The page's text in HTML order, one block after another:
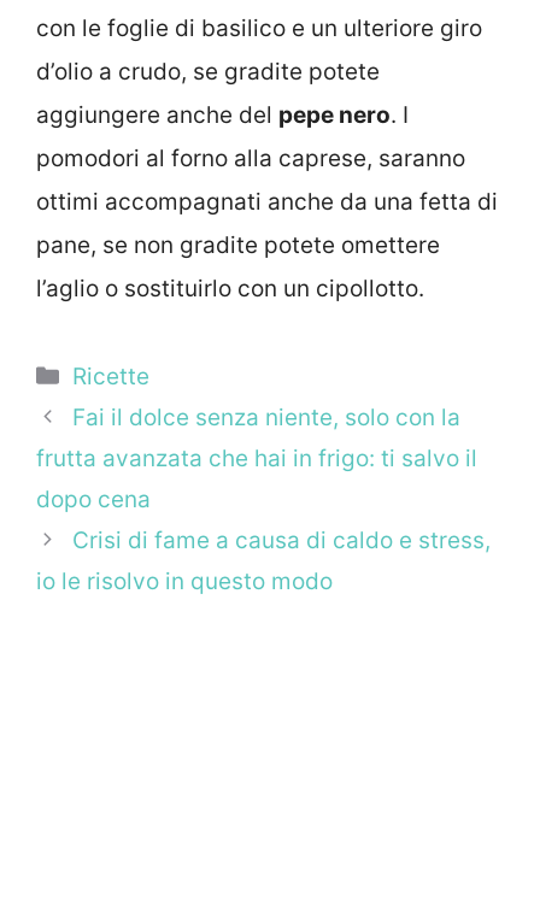
con le foglie di basilico e un ulteriore giro
d’olio a crudo, se gradite potete
aggiungere anche del pepe nero. I
pomodori al forno alla caprese, saranno
ottimi accompagnati anche da una fetta di
pane, se non gradite potete omettere
l’aglio o sostituirlo con un cipollotto.
Categorie
Ricette
Fai il dolce senza niente, solo con la
frutta avanzata che hai in frigo: ti salvo il
dopo cena
Crisi di fame a causa di caldo e stress,
io le risolvo in questo modo